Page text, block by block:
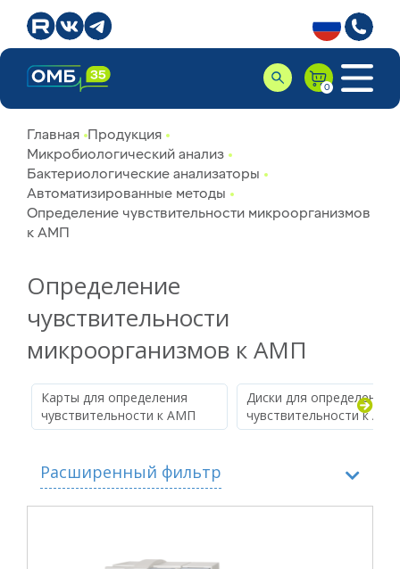
Главная Продукция
Микробиологический анализ
Бактериологические анализаторы
Автоматизированные методы
Определение чувствительности микроорганизмов
к АМП
Определение
чувствительности
микроорганизмов к АМП
Карты для определения
чувствительности к АМП
Диски для определения
чувствительности к АМП
Расширенный фильтр